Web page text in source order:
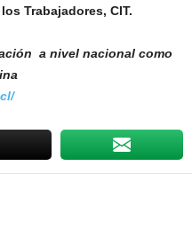
Trabajadores, CIT.
a nivel nacional como